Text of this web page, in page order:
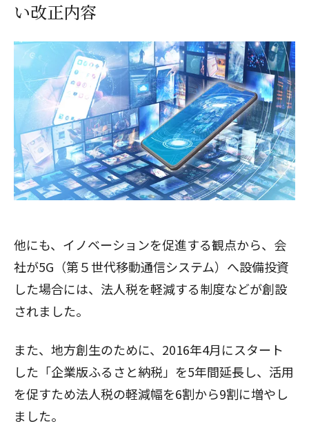
い改正内容
他にも、イノベーションを促進する観点から、会
社が5G（第５世代移動通信システム）へ設備投資
した場合には、法人税を軽減する制度などが創設
されました。
また、地方創生のために、2016年4月にスタート
した「企業版ふるさと納税」を5年間延長し、活用
を促すため法人税の軽減幅を6割から9割に増やし
ました。